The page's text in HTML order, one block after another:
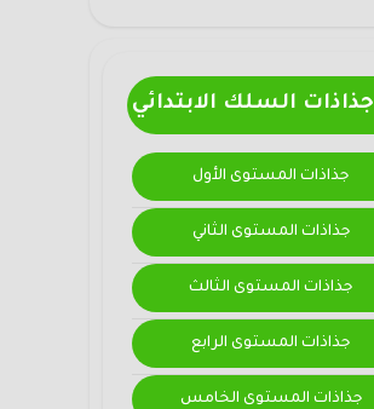
جذاذات السلك الابتدائي
جذاذات المستوى الأول
جذاذات المستوى الثاني
جذاذات المستوى الثالث
جذاذات المستوى الرابع
جذاذات المستوى الخامس